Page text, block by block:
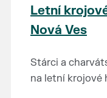
Letní
Nová Ves
Stárci a
na letní krojové